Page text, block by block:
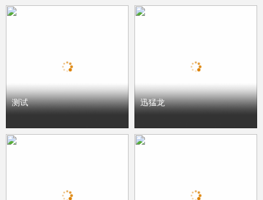
测试 迅猛龙